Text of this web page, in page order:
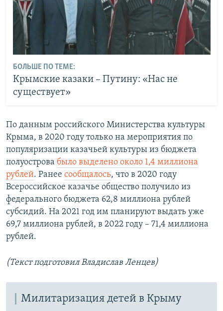
БОЛЬШЕ ПО ТЕМЕ:
Крымские казаки – Путину: «Нас не
существует»
По данным российского Министерства культуры
Крыма, в 2020 году только на мероприятия по
популяризации казачьей культуры из бюджета
полуострова было выделено около 1,4 миллиона
рублей. Ранее сообщалось, что в 2020 году
Всероссийское казачье общество получило из
федерального бюджета 62,8 миллиона рублей
субсидий. На 2021 год им планируют выдать уже
69,7 миллиона рублей, в 2022 году – 71,4 миллиона
рублей.
(Текст подготовил Владислав Ленцев)
Милитаризация детей в Крыму